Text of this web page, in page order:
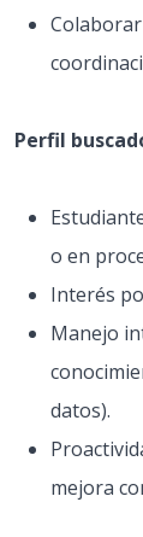
Perfil
o en
Interés
Manejo
datos).
mejora